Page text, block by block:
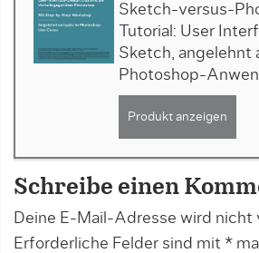
Sketch-versus-
Tutorial: User
Sketch, angelehnt
Photoshop-
Produkt anzeigen
Schreibe einen
Deine E-Mail-Adresse wird
Erforderliche Felder sind mit *